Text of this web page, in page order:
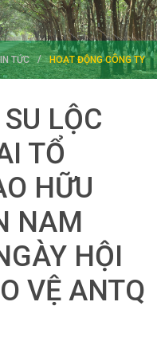
TỨC HOẠT ĐỘNG CÔNG TY
LỘC
TỔ
HỮU
NAM
HỘI
VỆ ANTQ